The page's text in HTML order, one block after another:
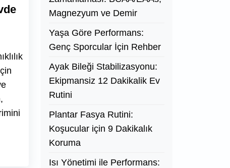
Magnezyum ve Demir
Yaşa Göre Performans:
Genç Sporcular İçin Rehber
Ayak Bileği Stabilizasyonu:
Ekipmansiz 12 Dakikalik Ev
Rutini
Plantar Fasya Rutini:
Koşucular için 9 Dakikalık
Koruma
Isı Yönetimi ile Performans: